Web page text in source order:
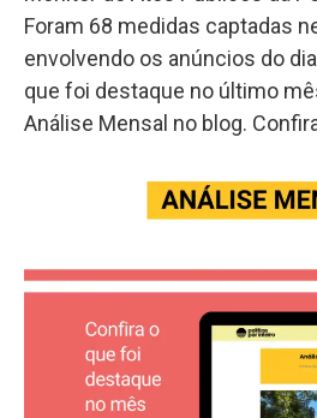
Foram 68 medidas captadas
envolvendo os anúncios do
que foi destaque no último
Análise Mensal no blog.